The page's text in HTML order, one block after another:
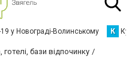
19 у Новограді-Волинському К
готелі, бази відпочинку